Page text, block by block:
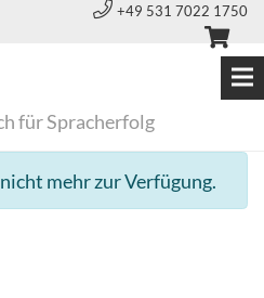
+49 531 7022 1750
für Spracherfolg
mehr zur Verfügung.